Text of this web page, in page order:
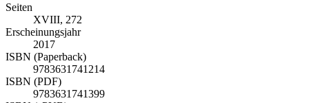
Seiten
XVIII, 272
Erscheinungsjahr
2017
ISBN (Paperback)
9783631741214
ISBN (PDF)
9783631741399